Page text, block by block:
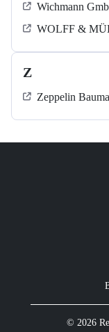
Wichmann
WOLFF &
Z
Zeppelin
© 2026